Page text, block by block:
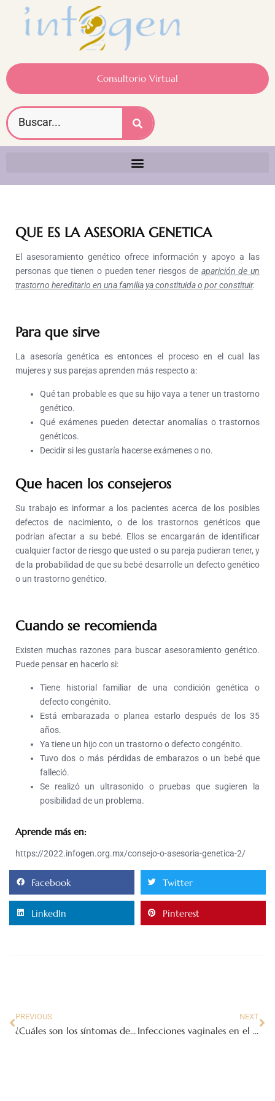
Consultorio Virtual
QUE ES LA ASESORIA GENETICA
El asesoramiento genético ofrece información y apoyo a las
personas que tienen o pueden tener riesgos de aparición de un
trastorno hereditario en una familia ya constituida o por constituir.
Para que sirve
La asesoría genética es entonces el proceso en el cual las
mujeres y sus parejas aprenden más respecto a:
Qué tan probable es que su hijo vaya a tener un trastorno
genético.
Qué exámenes pueden detectar anomalías o trastornos
genéticos.
Decidir si les gustaría hacerse exámenes o no.
Que hacen los consejeros
Su trabajo es informar a los pacientes acerca de los posibles
defectos de nacimiento, o de los trastornos genéticos que
podrían afectar a su bebé. Ellos se encargarán de identificar
cualquier factor de riesgo que usted o su pareja pudieran tener, y
de la probabilidad de que su bebé desarrolle un defecto genético
o un trastorno genético.
Cuando se recomienda
Existen muchas razones para buscar asesoramiento genético.
Puede pensar en hacerlo si:
Tiene historial familiar de una condición genética o
defecto congénito.
Está embarazada o planea estarlo después de los 35
años.
Ya tiene un hijo con un trastorno o defecto congénito.
Tuvo dos o más pérdidas de embarazos o un bebé que
falleció.
Se realizó un ultrasonido o pruebas que sugieren la
posibilidad de un problema.
Aprende más en:
https://2022.infogen.org.mx/consejo-o-asesoria-genetica-2/
Facebook Twitter
LinkedIn Pinterest
PREVIOUS
¿Cuáles son los síntomas del herpes genital?
NEXT
Infecciones vaginales en el embarazo: CANDIDIASIS